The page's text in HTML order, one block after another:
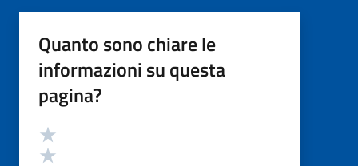
Quanto sono chiare le
informazioni su questa
pagina?
Valutazione